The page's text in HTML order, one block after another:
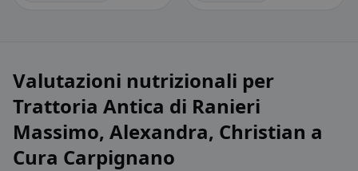
Valutazioni nutrizionali per
Trattoria Antica di Ranieri
Massimo, Alexandra, Christian a
Cura Carpignano